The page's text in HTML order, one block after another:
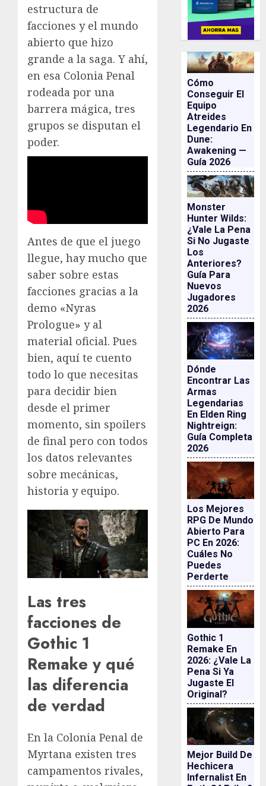
estructura de
facciones y el mundo
abierto que hizo
grande a la saga. Y ahí,
en esa Colonia Penal
rodeada por una
barrera mágica, tres
grupos se disputan el
poder.
Antes de que el juego
llegue, hay mucho que
saber sobre estas
facciones gracias a la
demo «Nyras
Prologue» y al
material oficial. Pues
bien, aquí te cuento
todo lo que necesitas
para decidir bien
desde el primer
momento, sin spoilers
de final pero con todos
los datos relevantes
sobre mecánicas,
historia y equipo.
Las tres
facciones de
Gothic 1
Remake y qué
las diferencia
de verdad
En la Colonia Penal de
Myrtana existen tres
campamentos rivales,
Cómo
Conseguir El
Equipo
Atreides
Legendario En
Dune:
Awakening —
Guía 2026
Monster
Hunter Wilds:
¿vale La Pena
Si No Jugaste
Los
Anteriores?
Guía Para
Nuevos
Jugadores
2026
Dónde
Encontrar Las
Armas
Legendarias
En Elden Ring
Nightreign:
Guía Completa
2026
Los Mejores
RPG De Mundo
Abierto Para
PC En 2026:
Cuáles No
Puedes
Perderte
Gothic 1
Remake En
2026: ¿vale La
Pena Si Ya
Jugaste El
Original?
Mejor Build De
Hechicera
Infernalist En